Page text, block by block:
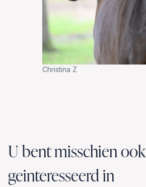
Christina Z
U bent misschien ook
geinteresseerd in